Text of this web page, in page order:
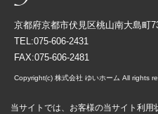
京都府京都市伏見区桃山南大島町
TEL:075-606-2431
FAX:075-606-2481
Copyright(c) 株式会社 ゆいホーム All rights
当サイトでは、お客様の当サイト利用